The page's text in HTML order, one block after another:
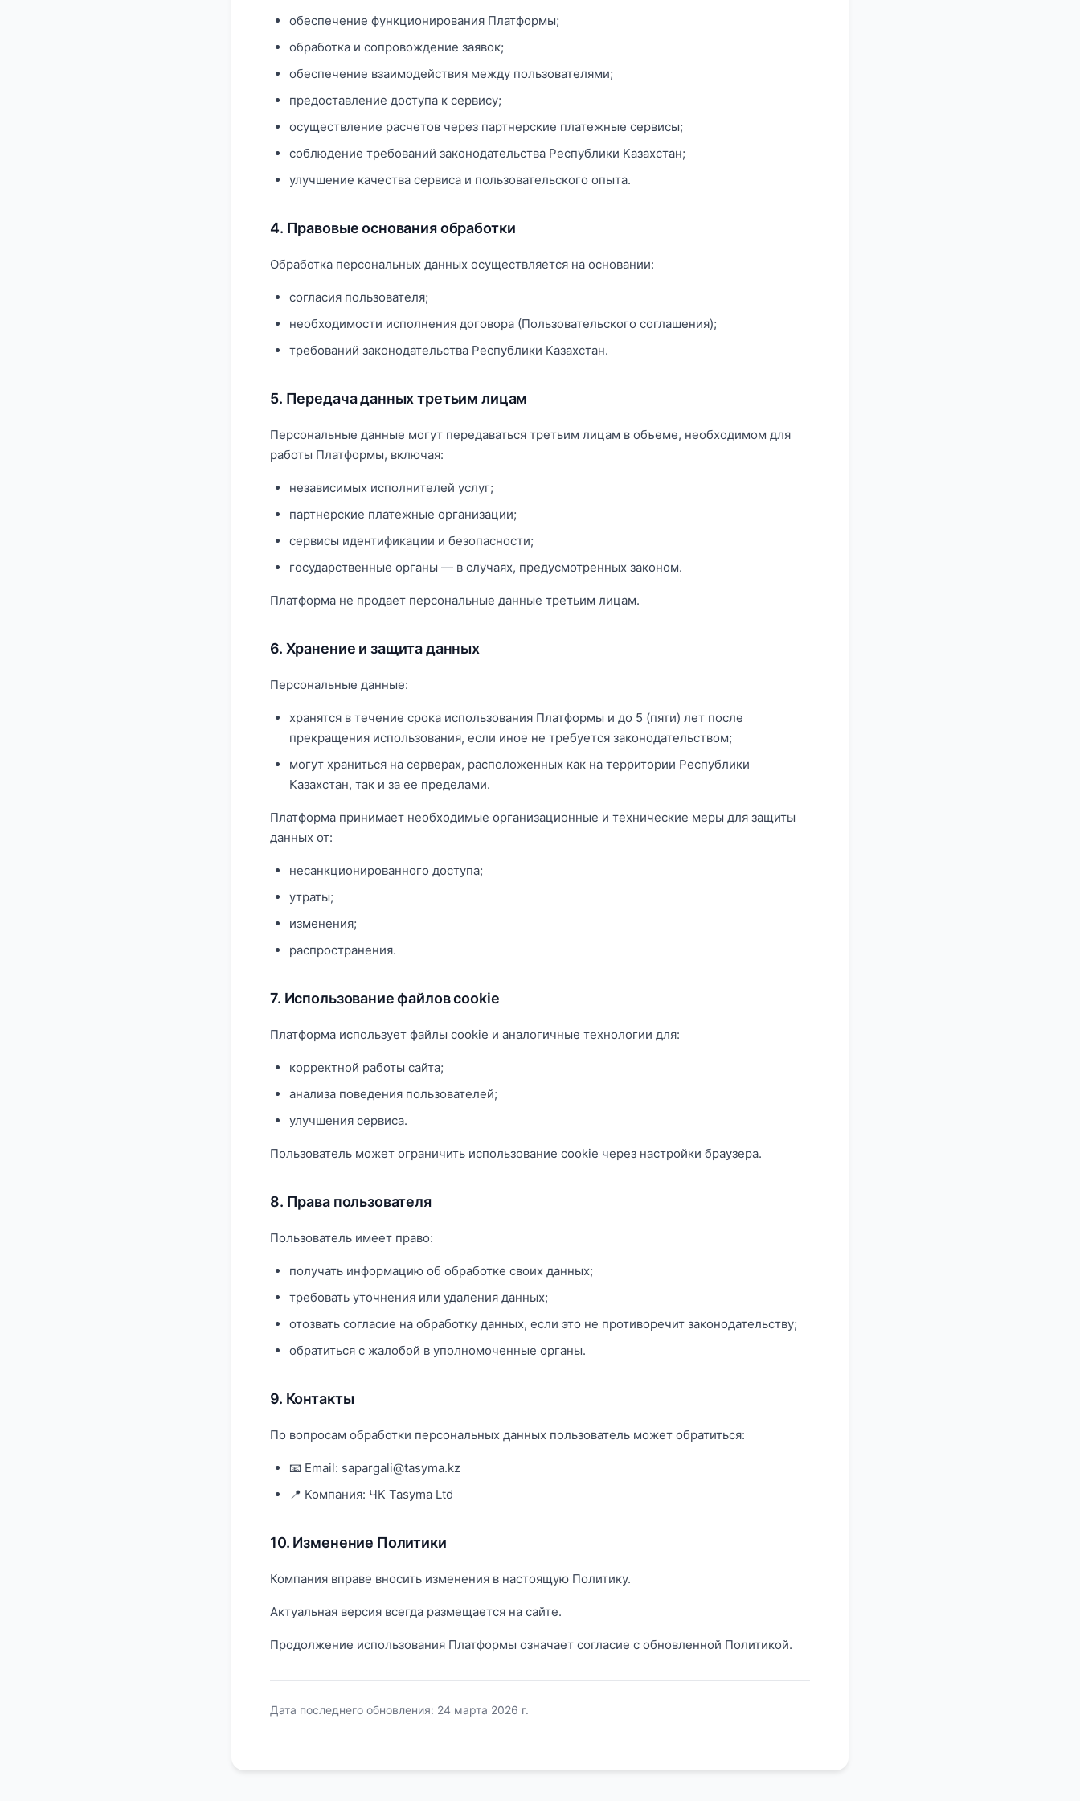
обеспечение функционирования Платформы;
обработка и сопровождение заявок;
обеспечение взаимодействия между пользователями;
предоставление доступа к сервису;
осуществление расчетов через партнерские платежные сервисы;
соблюдение требований законодательства Республики Казахстан;
улучшение качества сервиса и пользовательского опыта.
4. Правовые основания обработки
Обработка персональных данных осуществляется на основании:
согласия пользователя;
необходимости исполнения договора (Пользовательского соглашения);
требований законодательства Республики Казахстан.
5. Передача данных третьим лицам
Персональные данные могут передаваться третьим лицам в объеме, необходимом для
работы Платформы, включая:
независимых исполнителей услуг;
партнерские платежные организации;
сервисы идентификации и безопасности;
государственные органы — в случаях, предусмотренных законом.
Платформа не продает персональные данные третьим лицам.
6. Хранение и защита данных
Персональные данные:
хранятся в течение срока использования Платформы и до 5 (пяти) лет после
прекращения использования, если иное не требуется законодательством;
могут храниться на серверах, расположенных как на территории Республики
Казахстан, так и за ее пределами.
Платформа принимает необходимые организационные и технические меры для защиты
данных от:
несанкционированного доступа;
утраты;
изменения;
распространения.
7. Использование файлов cookie
Платформа использует файлы cookie и аналогичные технологии для:
корректной работы сайта;
анализа поведения пользователей;
улучшения сервиса.
Пользователь может ограничить использование cookie через настройки браузера.
8. Права пользователя
Пользователь имеет право:
получать информацию об обработке своих данных;
требовать уточнения или удаления данных;
отозвать согласие на обработку данных, если это не противоречит законодательству;
обратиться с жалобой в уполномоченные органы.
9. Контакты
По вопросам обработки персональных данных пользователь может обратиться:
📧 Email: sapargali@tasyma.kz
📍 Компания: ЧК Tasyma Ltd
10. Изменение Политики
Компания вправе вносить изменения в настоящую Политику.
Актуальная версия всегда размещается на сайте.
Продолжение использования Платформы означает согласие с обновленной Политикой.
Дата последнего обновления: 24 марта 2026 г.